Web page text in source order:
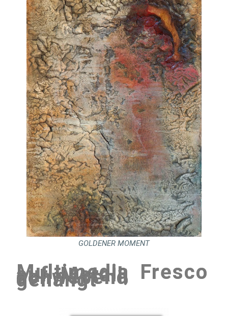
GOLDENER MOMENT
Multimedia Fresco
auf Metall,
schwebend
gehängt